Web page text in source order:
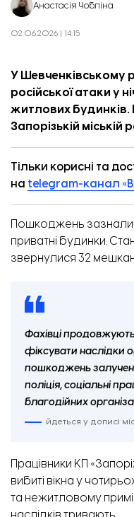
Анастасія Чобліна
02.06.2026 | 14:15
У Шевченківському
російської атаки у
житлових будинків.
Запорізькій міській
Тільки корисні та
на telegram-канал
Пошкоджень зазнали
приватні будинки.
звернулися 32
Фахівці
фіксувати наслідки
пошкоджень
поліція, соціальні
благодійних
йдеться у дописі
Працівники КП
вибиті вікна у
та нежитловому